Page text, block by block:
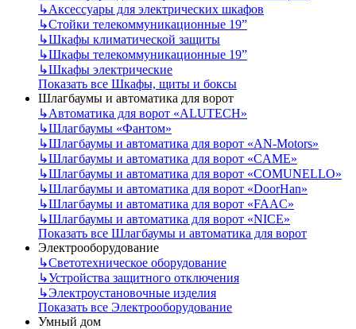
↳Аксессуары для электрических шкафов
↳Стойки телекоммуникационные 19”
↳Шкафы климатической защиты
↳Шкафы телекоммуникационные 19”
↳Шкафы электрические
Показать все Шкафы, щиты и боксы
Шлагбаумы и автоматика для ворот
↳Автоматика для ворот «ALUTECH»
↳Шлагбаумы «Фантом»
↳Шлагбаумы и автоматика для ворот «AN-Motors»
↳Шлагбаумы и автоматика для ворот «CAME»
↳Шлагбаумы и автоматика для ворот «COMUNELLO»
↳Шлагбаумы и автоматика для ворот «DoorHan»
↳Шлагбаумы и автоматика для ворот «FAAC»
↳Шлагбаумы и автоматика для ворот «NICE»
Показать все Шлагбаумы и автоматика для ворот
Электрооборудование
↳Светотехническое оборудование
↳Устройства защитного отключения
↳Электроустановочные изделия
Показать все Электрооборудование
Умный дом